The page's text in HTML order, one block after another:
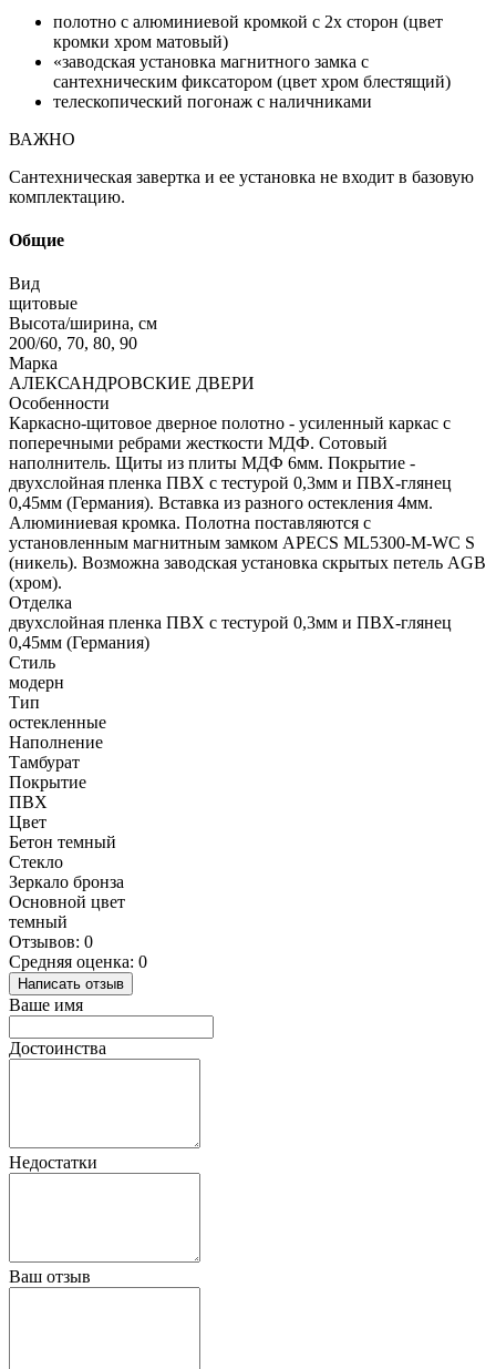
полотно с алюминиевой кромкой с 2х сторон (цвет
кромки хром матовый)
«заводская установка магнитного замка с
сантехническим фиксатором (цвет хром блестящий)
телескопический погонаж с наличниками
ВАЖНО
Сантехническая завертка и ее установка не входит в базовую
комплектацию.
Общие
Вид
щитовые
Высота/ширина, см
200/60, 70, 80, 90
Марка
АЛЕКСАНДРОВСКИЕ ДВЕРИ
Особенности
Каркасно-щитовое дверное полотно - усиленный каркас с
поперечными ребрами жесткости МДФ. Сотовый
наполнитель. Щиты из плиты МДФ 6мм. Покрытие -
двухслойная пленка ПВХ с тестурой 0,3мм и ПВХ-глянец
0,45мм (Германия). Вставка из разного остекления 4мм.
Алюминиевая кромка. Полотна поставляются с
установленным магнитным замком APECS ML5300-M-WC S
(никель). Возможна заводская установка скрытых петель AGB
(хром).
Отделка
двухслойная пленка ПВХ с тестурой 0,3мм и ПВХ-глянец
0,45мм (Германия)
Стиль
модерн
Тип
остекленные
Наполнение
Тамбурат
Покрытие
ПВХ
Цвет
Бетон темный
Стекло
Зеркало бронза
Основной цвет
темный
Отзывов: 0
Средняя оценка: 0
Написать отзыв
Ваше имя
Достоинства
Недостатки
Ваш отзыв